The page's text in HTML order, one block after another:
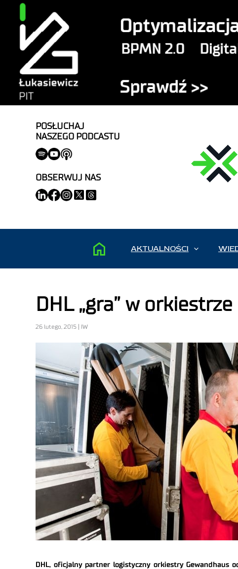
POSŁUCHAJ
NASZEGO PODCASTU
OBSERWUJ NAS
AKTUALNOŚCI
DHL „gra” w orkiestrze
26 lutego, 2015 | IW
DHL, oficjalny partner logistyczny orkiestry Gewandhaus